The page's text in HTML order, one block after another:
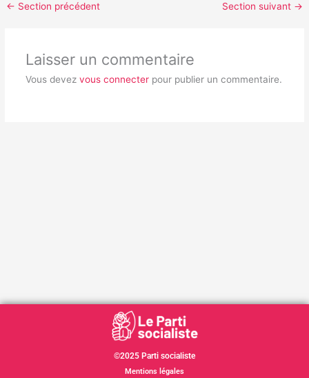
← Section précédent Section suivant →
Laisser un commentaire
Vous devez vous connecterpour publier un commentaire.
©2025 Parti socialiste
Mentions légales